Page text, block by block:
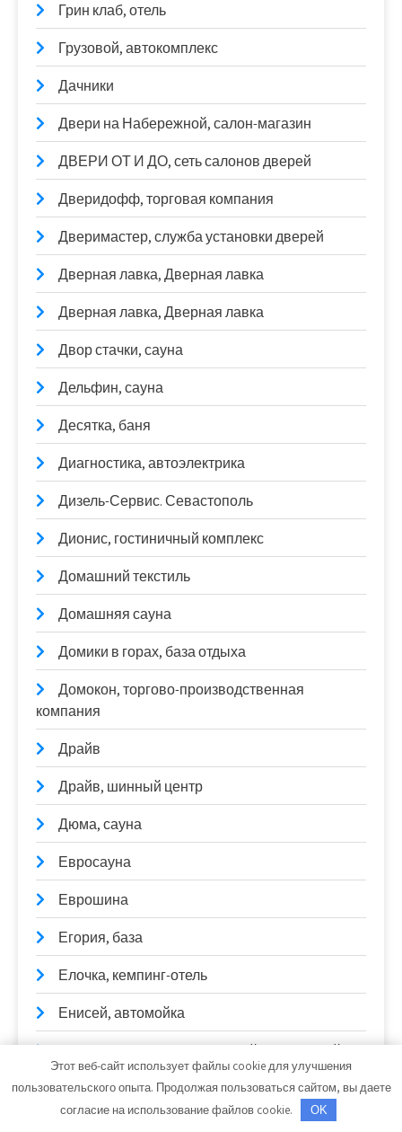
Грин клаб, отель
Грузовой, автокомплекс
Дачники
Двери на Набережной, салон-магазин
ДВЕРИ ОТ И ДО, сеть салонов дверей
Дверидофф, торговая компания
Дверимастер, служба установки дверей
Дверная лавка, Дверная лавка
Дверная лавка, Дверная лавка
Двор стачки, сауна
Дельфин, сауна
Десятка, баня
Диагностика, автоэлектрика
Дизель-Сервис. Севастополь
Дионис, гостиничный комплекс
Домашний текстиль
Домашняя сауна
Домики в горах, база отдыха
Домокон, торгово-производственная
компания
Драйв
Драйв, шинный центр
Дюма, сауна
Евросауна
Еврошина
Егория, база
Елочка, кемпинг-отель
Енисей, автомойка
Жемчужина Урала, санаторий-загородный
комплекс отдыха и здоровья
Жемчужина, сауна
Этот веб-сайт использует файлы cookie для улучшения
пользовательского опыта. Продолжая пользоваться сайтом, вы даете
согласие на использование файлов cookie.
OK